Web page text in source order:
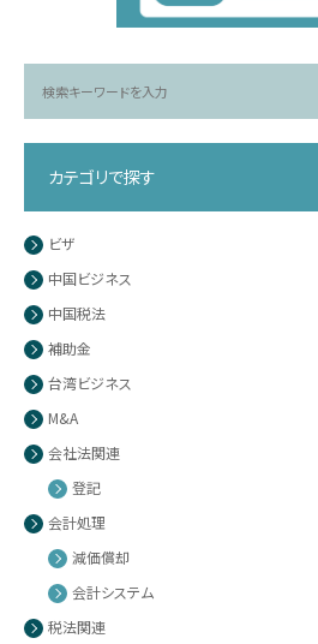
カテゴリで探す
ビザ
中国ビジネス
中国税法
補助金
台湾ビジネス
M&A
会社法関連
登記
会計処理
減価償却
会計システム
税法関連